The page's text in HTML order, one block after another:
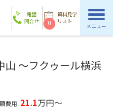
電話
問合せ
資料見学
リスト
0 メニュー
山 〜フクゥール横浜
費用 21.1万円～